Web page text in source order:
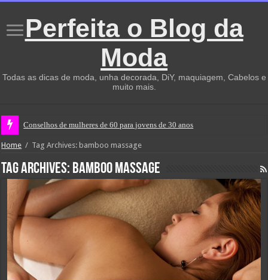
Perfeita o Blog da
Moda
Todas as dicas de moda, unha decorada, DiY, maquiagem, Cabelos e
muito mais.
Conselhos de mulheres de 60 para jovens de 30 anos
Home / Tag Archives: bamboo massage
Tag Archives: bamboo massage